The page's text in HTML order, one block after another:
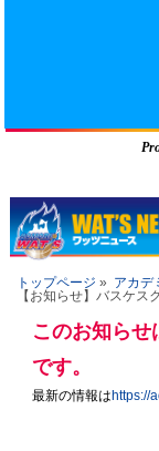
トップページ » アカデ
【お知らせ】バスケス
このお知ら
です。
最新の情報はhttps://